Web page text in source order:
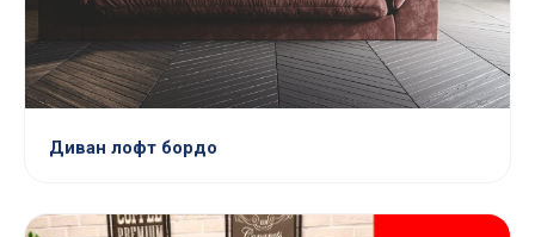
Диван лофт бордо